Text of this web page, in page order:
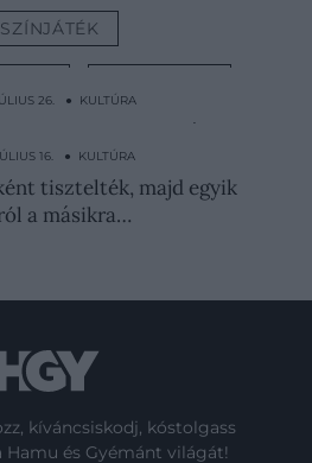
26. ● KULTÚRA
tragédiája:
60 nemes…
16. ● KULTÚRA
tisztelték, majd egyik
a másikra…
kíváncsiskodj, kóstolgass
Hamu és Gyémánt világát!